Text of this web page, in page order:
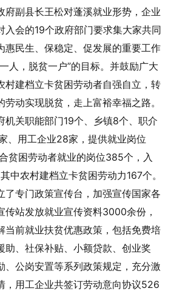
府副县长王松对蓬溪就业形势，企业
入会的19个政府部门要求集大家共同
惠民生、保稳定、促发展的重要工作
人，脱贫一户”的目标。并鼓励广大
村建档立卡贫困劳动者自强自立，转
动实现脱贫，走上富裕幸福之路。
机关职能部门19个、乡镇8个、职介
、用工企业28家，提供就业岗位
贫困劳动者就业的岗位385个，入
中农村建档立卡贫困劳动力167个。
了专门政策宣传台，加强宣传国家各
传站发放就业宣传资料3000余份，
当前就业扶贫优惠政策，包括免费培
助、社保补贴、小额贷款、创业奖
、公岗安置等系列政策规定，充分激
，用工企业共签订劳动意向协议526